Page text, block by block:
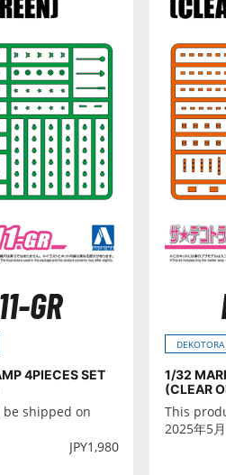
GR
4PIECES SET
shipped on
JPY1,980
DEKOTORA
1/32
(CLEAR
This
2025年5月